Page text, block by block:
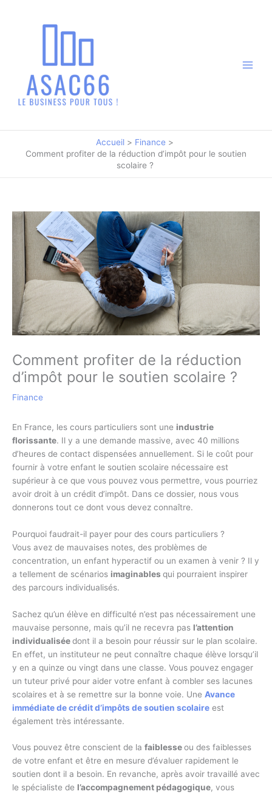
Accueil
Finance
Comment profiter de la réduction d’impôt pour le soutien
scolaire ?
Comment profiter de la réduction
d’impôt pour le soutien scolaire ?
Finance
En France, les cours particuliers sont une industrie
florissante. Il y a une demande massive, avec 40 millions
d’heures de contact dispensées annuellement. Si le coût pour
fournir à votre enfant le soutien scolaire nécessaire est
supérieur à ce que vous pouvez vous permettre, vous pourriez
avoir droit à un crédit d’impôt. Dans ce dossier, nous vous
donnerons tout ce dont vous devez connaître.
Pourquoi faudrait-il payer pour des cours particuliers ?
Vous avez de mauvaises notes, des problèmes de
concentration, un enfant hyperactif ou un examen à venir ? Il y
a tellement de scénarios imaginables qui pourraient inspirer
des parcours individualisés.
Sachez qu’un élève en difficulté n’est pas nécessairement une
mauvaise personne, mais qu’il ne recevra pas l’attention
individualiséedont il a besoin pour réussir sur le plan scolaire.
En effet, un instituteur ne peut connaître chaque élève lorsqu’il
y en a quinze ou vingt dans une classe. Vous pouvez engager
un tuteur privé pour aider votre enfant à combler ses lacunes
scolaires et à se remettre sur la bonne voie. Une Avance
immédiate de crédit d’impôts de soutien scolaire est
également très intéressante.
Vous pouvez être conscient de la faiblesseou des faiblesses
de votre enfant et être en mesure d’évaluer rapidement le
soutien dont il a besoin. En revanche, après avoir travaillé avec
le spécialiste de l’accompagnement pédagogique, vous